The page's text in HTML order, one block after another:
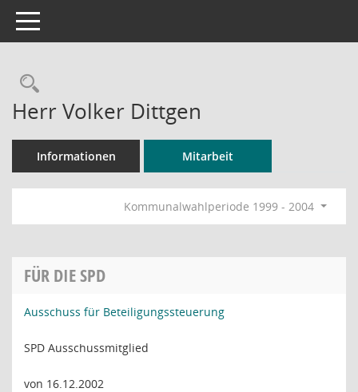
Toggle navigation
Rechercheauswahl
Herr Volker Dittgen
Informationen Mitarbeit
Kommunalwahlperiode 1999 - 2004
FÜR DIE SPD
Ausschuss für Beteiligungssteuerung
SPD Ausschussmitglied
von 16.12.2002